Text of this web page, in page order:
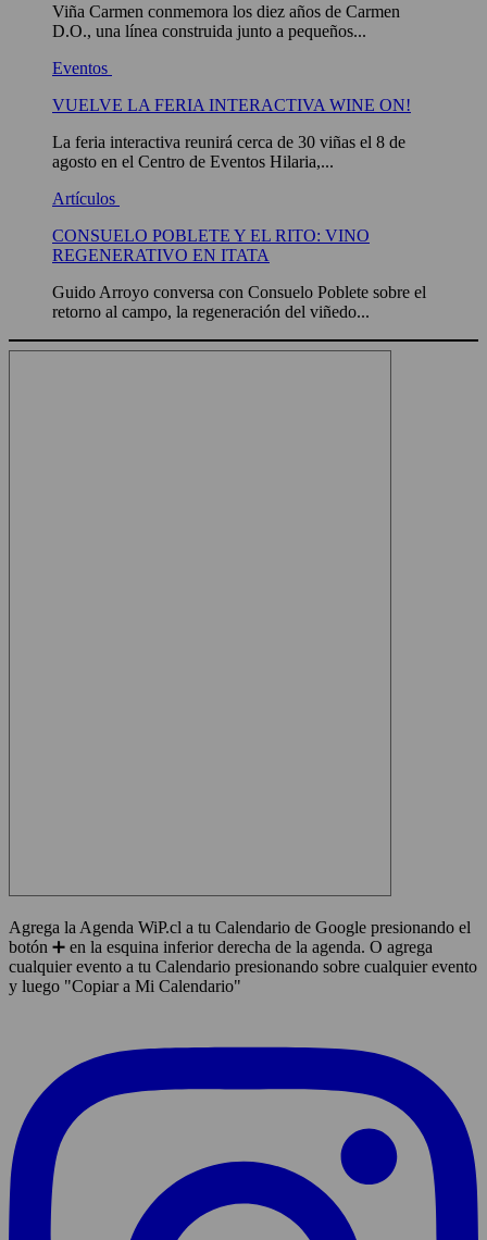
Viña Carmen conmemora los diez años de Carmen
D.O., una línea construida junto a pequeños...
Eventos
VUELVE LA FERIA INTERACTIVA WINE ON!
La feria interactiva reunirá cerca de 30 viñas el 8 de
agosto en el Centro de Eventos Hilaria,...
Artículos
CONSUELO POBLETE Y EL RITO: VINO
REGENERATIVO EN ITATA
Guido Arroyo conversa con Consuelo Poblete sobre el
retorno al campo, la regeneración del viñedo...
Agrega la Agenda WiP.cl a tu Calendario de Google presionando el
botón ➕ en la esquina inferior derecha de la agenda. O agrega
cualquier evento a tu Calendario presionando sobre cualquier evento
y luego "Copiar a Mi Calendario"